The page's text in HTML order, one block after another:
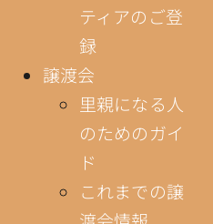
ティアのご登
録
譲渡会
里親になる人
のためのガイ
ド
これまでの譲